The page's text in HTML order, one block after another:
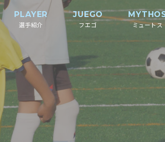
PLAYER
選手紹介
JUEGO
フエゴ ミュートス